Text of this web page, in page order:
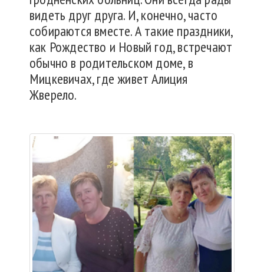
видеть друг друга. И, конечно, часто
собираются вместе. А такие праздники,
как Рождество и Новый год, встречают
обычно в родительском доме, в
Мицкевичах, где живет Алиция
Жверело.